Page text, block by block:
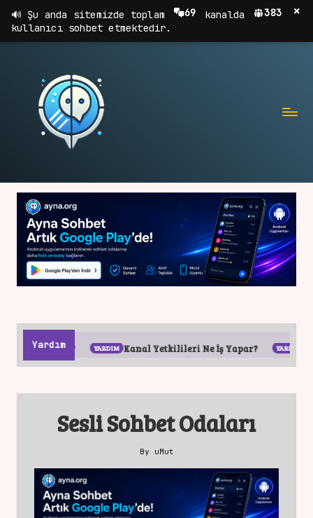
Şu anda sitemizde toplam 69 kanalda
383
kullanıcı sohbet etmektedir.
×
A
Y
N
A
Chat,
Sohbet
Odaları
YardımKanal Yetkilileri Ne İş Yapar? Sohbet
Sesli Sohbet Odaları
Posted
by
By uMut